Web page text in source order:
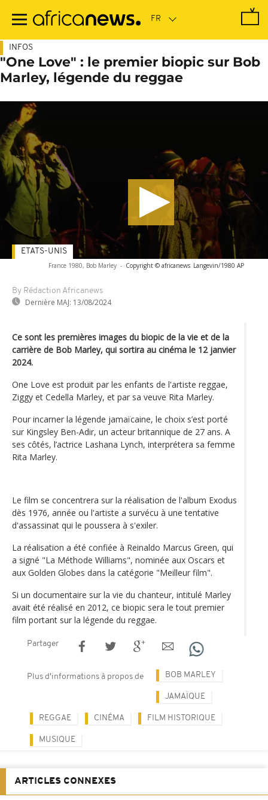
contenu
INFOS
"One Love" : le premier biopic sur Bob
Marley, légende du reggae
France 1980, Bob Marley - Copyright © africanews Langevin/1980 AP
By Rédaction Africanews
Dernière MAJ: 13/08/2024
ETATS-UNIS
Ce sont les premières images du biopic de la vie et de la
carrière de Bob Marley, qui sortira au cinéma le 12 janvier
2024.
One Love est produit par les enfants de l'artiste reggae,
Ziggy et Cedella Marley, et par sa veuve Rita Marley.
Pour incarner la légende jamaïcaine, le choix s’est porté
sur Kingsley Ben-Adir, un acteur britannique de 27 ans. A
ses côtés, l’actrice Lashana Lynch, interprétera sa femme
Rita Marley.
Le film se concentrera sur la réalisation de l'album Exodus
dès 1976, année ou l'artiste a survécu à une tentative
d'assassinat qui le poussera à s'exiler.
La réalisation a été confiée à Reinaldo Marcus Green, qui
a signé "La Méthode Williams", nominée aux Oscars et
aux Golden Globes dans la catégorie "Meilleur film".
Si un documentaire sur la vie du chanteur, intitulé Marley
avait été réalisé en 2012, ce biopic sera le tout premier
film portant sur la légende du reggae.
Partager
Plus d'informations à propos de BOB MARLEY
JAMAÏQUE
REGGAE CINÉMA FILM HISTORIQUE
MUSIQUE
ARTICLES CONNEXES